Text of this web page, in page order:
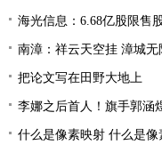
海光信息：6.68亿股限售
南漳：祥云天空挂 漳城无
把论文写在田野大地上
李娜之后首人！旗手郭涵
什么是像素映射 什么是像